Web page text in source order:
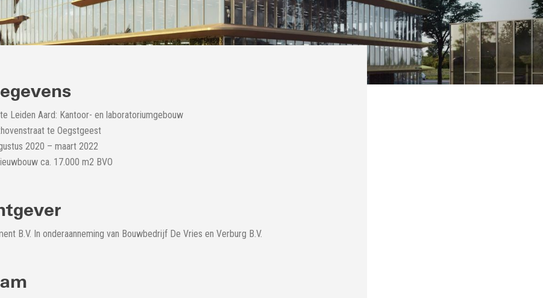
Leiden Aard: Kantoor- en laboratoriumgebouw
te Oegstgeest
2020 – maart 2022
ca. 17.000 m2 BVO
B.V. In onderaanneming van Bouwbedrijf De Vries en Verburg B.V.